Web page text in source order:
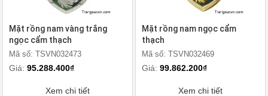
Mặt rồng nam vàng trắng
ngọc cẩm thạch
Mã số: TSVN032473
Giá: 95.288.400₫
Xem chi tiết
Mặt rồng nam ngọc cẩm
thạch
Mã số: TSVN032469
Giá: 99.862.200₫
Xem chi tiết